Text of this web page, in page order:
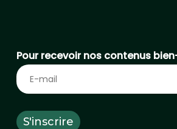
Pour recevoir nos contenus